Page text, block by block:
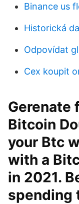
Binance us
Historická
Odpovídat
Cex koupit
Gerenate
Bitcoin
your Btc
with a
in 2021.
spending